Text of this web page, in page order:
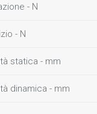
- N
- N
statica - mm
dinamica - mm